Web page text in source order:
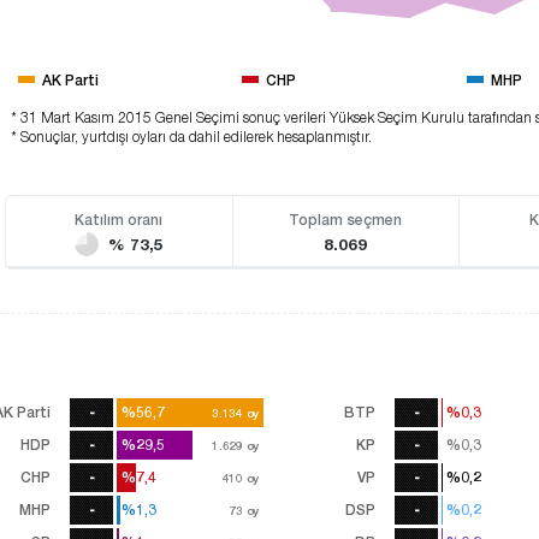
AK Parti CHP MHP
* 31 Mart Kasım 2015 Genel Seçimi sonuç verileri Yüksek Seçim Kurulu tarafından
* Sonuçlar, yurtdışı oyları da dahil edilerek hesaplanmıştır.
Katılım oranı
% 73,5
Toplam seçmen
8.069
Parti
HDP
CHP
MHP
-
-
-
-
%56,7 3.134 oy
%29,5 1.629 oy
%7,4 410 oy
%1,3 73 oy
%56,7 3.134 oy
%29,5 1.629 oy
%7,4 410 oy
%1,3 73 oy
BTP
KP
VP
DSP
-
-
-
-
%0,3
%0,3
%0,2
%0,2
%0,3
%0,3
%0,2
%0,2